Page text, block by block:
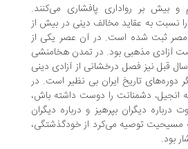
رواداری پافشاری می‌کنند.
به عقاید مخالف دینی در بیش از
شده است. در آن عصر یکی از
مذهبی بود. در تمدن هخامنشی
نیز فصل درخشانی از آزادی دینی
تاریخ ایران بی نظیر است. در
دشمنانت را دوست داشته باش،
بپرهیز و درباره دیگران
توصیه می‌کرد از خودگذشتگی،